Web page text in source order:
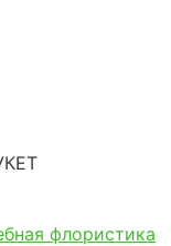
флористика